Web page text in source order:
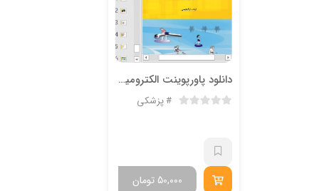
دانلود پاورپوینت الکترومیوگرافی EMG در 59 اسلاید
پزشکی
تومان 50,000